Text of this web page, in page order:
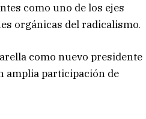
como uno de los ejes
orgánicas del radicalismo.
como nuevo presidente
amplia participación de